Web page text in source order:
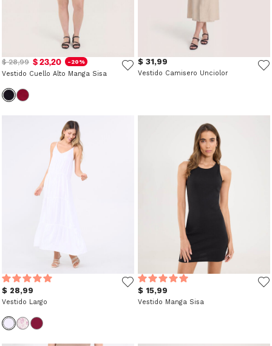
$ 28,99 $ 23,20 -20%
Vestido Cuello Alto Manga Sisa
$ 31,99
Vestido Camisero Unciolor
$ 28,99
Vestido Largo
$ 15,99
Vestido Manga Sisa